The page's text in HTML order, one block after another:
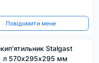
Повідомити мене
Stalgast
л 570х295х295 мм